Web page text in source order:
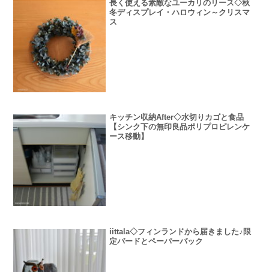
長く使える素敵なユーカリのリース◇秋
冬ディスプレイ・ハロウィン～クリスマ
ス
キッチン収納After◇水切りカゴと食品
【シンク下の無印良品ポリプロピレンケ
ース移動】
iittala◇フィンランドから届きました♪限
定バードとペーパーバック